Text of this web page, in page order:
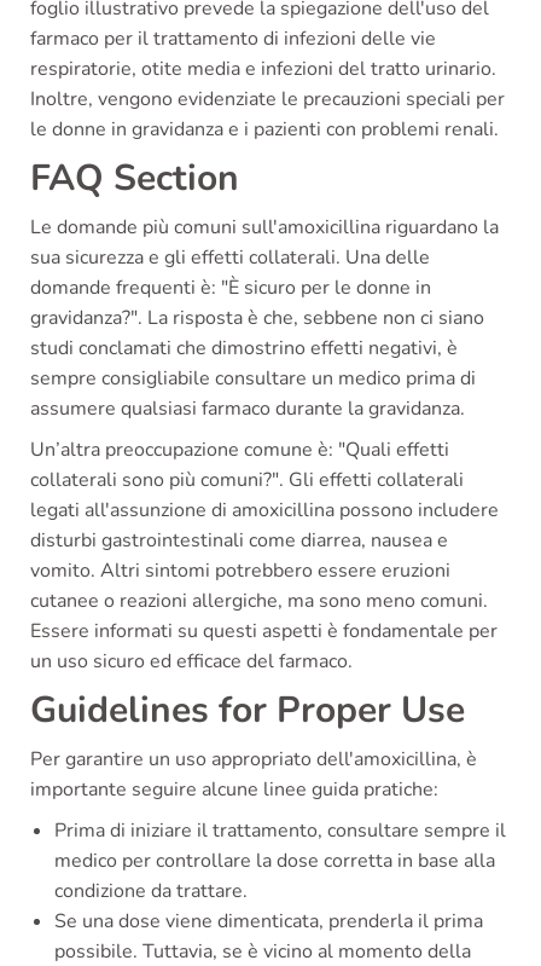
foglio illustrativo prevede la spiegazione dell'uso del
farmaco per il trattamento di infezioni delle vie
respiratorie, otite media e infezioni del tratto urinario.
Inoltre, vengono evidenziate le precauzioni speciali per
le donne in gravidanza e i pazienti con problemi renali.
FAQ Section
Le domande più comuni sull'amoxicillina riguardano la
sua sicurezza e gli effetti collaterali. Una delle
domande frequenti è: "È sicuro per le donne in
gravidanza?". La risposta è che, sebbene non ci siano
studi conclamati che dimostrino effetti negativi, è
sempre consigliabile consultare un medico prima di
assumere qualsiasi farmaco durante la gravidanza.
Un’altra preoccupazione comune è: "Quali effetti
collaterali sono più comuni?". Gli effetti collaterali
legati all'assunzione di amoxicillina possono includere
disturbi gastrointestinali come diarrea, nausea e
vomito. Altri sintomi potrebbero essere eruzioni
cutanee o reazioni allergiche, ma sono meno comuni.
Essere informati su questi aspetti è fondamentale per
un uso sicuro ed efficace del farmaco.
Guidelines for Proper Use
Per garantire un uso appropriato dell'amoxicillina, è
importante seguire alcune linee guida pratiche:
Prima di iniziare il trattamento, consultare sempre il
medico per controllare la dose corretta in base alla
condizione da trattare.
Se una dose viene dimenticata, prenderla il prima
possibile. Tuttavia, se è vicino al momento della